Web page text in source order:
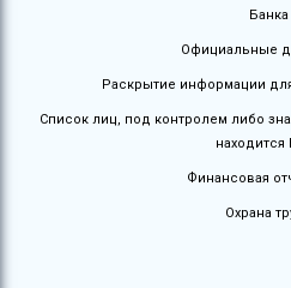
Банка
Официальные
Раскрытие информации
Список лиц, под контролем либо
находится
Финансовая
Охрана